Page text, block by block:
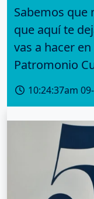
Sabemos que
que aquí te
vas a hacer
Patromonio
10:24:37am